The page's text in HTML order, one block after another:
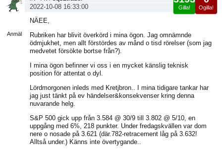
Anmäl
Ogilla!
Gilla!
2022-10-08 16:33:00
NÄEE,
Rubriken har blivit överkörd i mina ögon. Jag omnämnde
ödmjukhet, men allt förstördes av månd o tisd rörelser (som jag
medvetet försökte bortse från?).
I mina ögon befinner vi oss i en mycket känslig teknisk
position för attentat o dyl.
Lördmorgonen inleds med Kretjbron.. I mina tidigare tankar har
jag just tänkt på ev händelser&konsekvenser kring denna
nuvarande helg.
S&P 500 gick upp från 3.584 @ 30/9 till 3.802 @ 5/10, en
uppgång med 6%, 218 punkter. Under fredagskvällen var dom
nere o nosade på 3.621 (där.782-retracement låg på 3.632!
Alltså under.) Känns inte övertygande..